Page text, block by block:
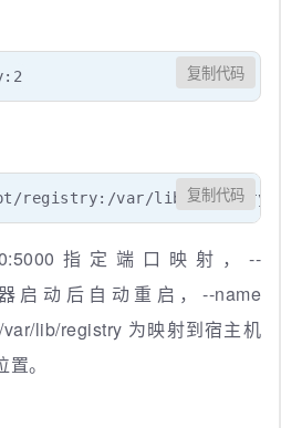
复制代码
registry:/var/lib/registry -
复制代码
指定端口映射，--
启动后自动重启，--name
lib/registry 为映射到宿主机
。